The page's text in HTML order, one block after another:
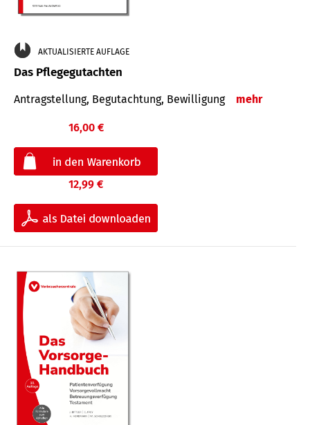
AKTUALISIERTE AUFLAGE
Das Pflegegutachten
Antragstellung, Begutachtung, Bewilligung mehr
16,00 €
12,99 €